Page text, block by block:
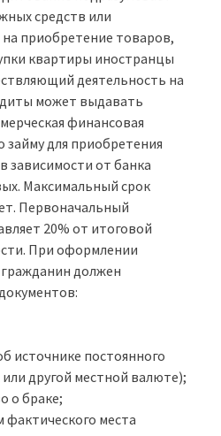
средств или
приобретение товаров,
квартиры иностранцы
деятельность на
может выдавать
финансовая
займу для приобретения
зависимости от банка
Максимальный срок
Первоначальный
20% от итоговой
При оформлении
должен
источнике постоянного
другой местной валюте);
о браке;
фактического места